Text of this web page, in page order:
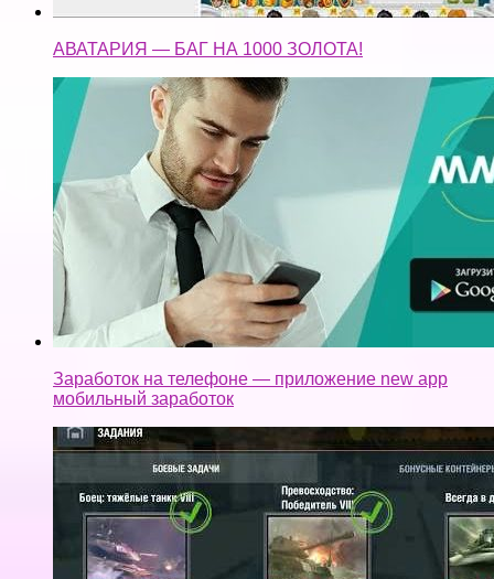
АВАТАРИЯ — БАГ НА 1000 ЗОЛОТА!
Заработок на телефоне — приложение new app
мобильный заработок